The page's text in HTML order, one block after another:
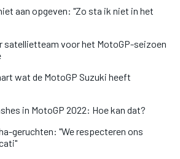
aan opgeven: "Zo sta ik niet in het
satellietteam voor het MotoGP-seizoen
wat de MotoGP Suzuki heeft
in MotoGP 2022: Hoe kan dat?
geruchten: "We respecteren ons